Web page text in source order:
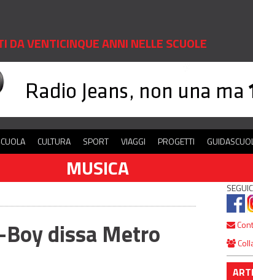
DA VENTICINQUE ANNI NELLE SCUOLE
CULTURA SPORT VIAGGI PROGETTI
MUSICA
dissa Metro